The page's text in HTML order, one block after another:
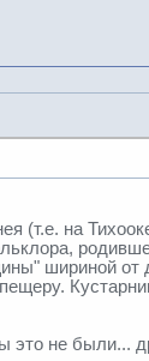
(т.е. на
шириной от
не были...